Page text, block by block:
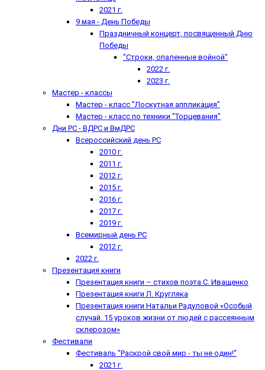
2021 г.
9 мая - День Победы
Праздничный концерт, посвященный Дню
Победы
"Строки, опаленные войной"
2022 г.
2023 г.
Мастер - классы
Мастер - класс "Лоскутная аппликация"
Мастер - класс по техники "Торцевания"
Дни РС - ВДРС и ВмДРС
Всероссийский день РС
2010 г.
2011 г.
2012 г.
2015 г.
2016 г.
2017 г.
2019 г.
Всемирный день РС
2012 г.
2022 г.
Презентация книги
Презентация книги – стихов поэта С. Иващенко
Презентация книги Л. Кругляка
Презентация книги Натальи Радуловой «Особый
случай. 15 уроков жизни от людей с рассеянным
склерозом»
Фестивали
Фестиваль "Раскрой свой мир - ты не один!"
2021 г.